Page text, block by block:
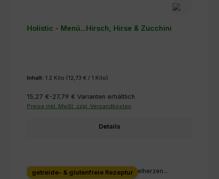
Holistic - Menü...Hirsch, Hirse & Zucchini
Inhalt: 1.2 Kilo (12,73 € / 1 Kilo)
15,27 €-27,79 € Varianten erhältlich
Preise inkl. MwSt. zzgl. Versandkosten
Details
getreide- & glutenfreie Rezeptur